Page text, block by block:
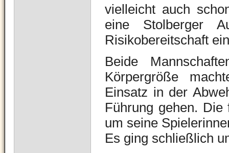
vielleicht auch
eine Stolberger
Risikobereitschaft
Beide
Körpergröße
Einsatz in der
Führung gehen.
um seine
Es ging schließlich